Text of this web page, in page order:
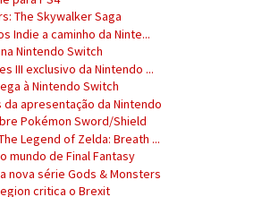
The Skywalker Saga
Indie a caminho da Ninte...
Nintendo Switch
III exclusivo da Nintendo ...
à Nintendo Switch
da apresentação da Nintendo
Pokémon Sword/Shield
Legend of Zelda: Breath ...
mundo de Final Fantasy
nova série Gods & Monsters
critica o Brexit